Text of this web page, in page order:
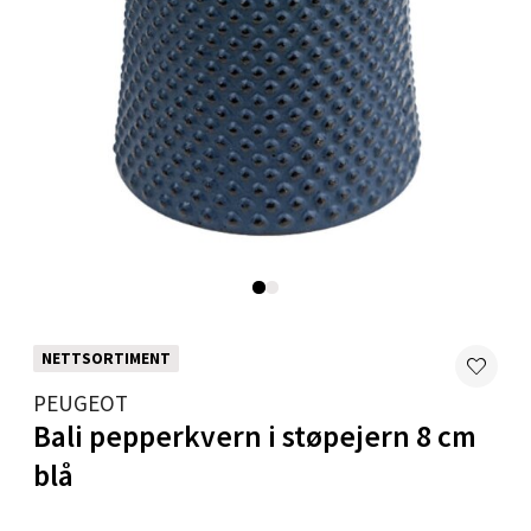
NETTSORTIMENT
PEUGEOT
Bali pepperkvern i støpejern 8 cm
blå
Moafjæra 14, 7606 Levanger
Åpent i dag 10-18
0 i butikk
Mandal - Alti Mandal
Åpent i dag 10-18
0 i butikk